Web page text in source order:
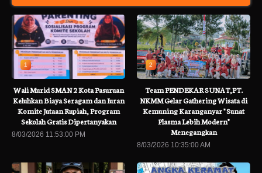
1
Wali Murid SMAN 2 Kota Pasuruan
Keluhkan Biaya Seragam dan Iuran
Komite Jutaan Rupiah, Program
Sekolah Gratis Dipertanyakan
8/03/2026 11:53:00 PM
2
Team PENDEKAR SUNAT,PT.
NKMM Gelar Gathering Wisata di
Kemuning Karanganyar " Sunat
Plasma Lebih Modern"
Menegangkan
8/03/2026 10:35:00 AM